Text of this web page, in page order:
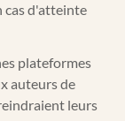
cas d'atteinte
plateformes
auteurs de
leurs